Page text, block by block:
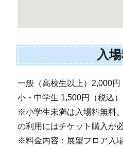
入
一般（高校生以上）2,000円
小・中学生 1,500円（税込）
※小学生未満は入場料無料
の利用にはチケット購入が
※料金内容：展望フロア入